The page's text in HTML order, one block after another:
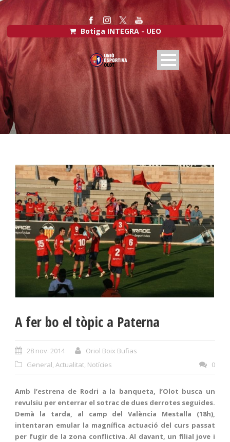
Botiga INTEGRA - UEO
A fer bo el tòpic a Paterna
28 nov. 2014
Oriol Boix Bufias
General, Actualitat, Notícies 0
Amb l’estrena de Rodri a la banqueta, l’Olot busca un
revulsiu per enterrar el sotrac de dues derrotes seguides.
Demà la tarda, al camp del València Mestalla (18h),
intentaran emular la magnífica actuació del curs passat
per fugir de la zona conflictiva. Al davant, un filial jove i